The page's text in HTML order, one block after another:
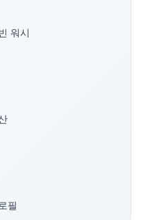
워시
필